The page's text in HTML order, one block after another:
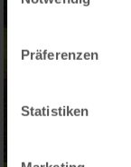
Präferenzen
Statistiken